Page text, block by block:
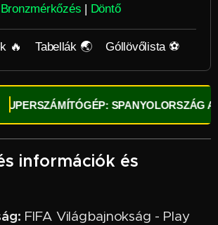
Bronzmérkőzés | Döntő
🔥 Tabellák 🌏 Góllövőlista ⚽
SPANYOLORSZÁG A
információk és
FIFA Világbajnokság - Play